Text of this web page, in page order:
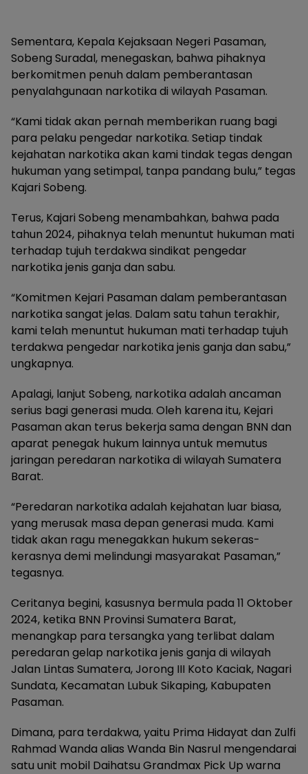
Sementara, Kepala Kejaksaan Negeri Pasaman,
Sobeng Suradal, menegaskan, bahwa pihaknya
berkomitmen penuh dalam pemberantasan
penyalahgunaan narkotika di wilayah Pasaman.
“Kami tidak akan pernah memberikan ruang bagi
para pelaku pengedar narkotika. Setiap tindak
kejahatan narkotika akan kami tindak tegas dengan
hukuman yang setimpal, tanpa pandang bulu,” tegas
Kajari Sobeng.
Terus, Kajari Sobeng menambahkan, bahwa pada
tahun 2024, pihaknya telah menuntut hukuman mati
terhadap tujuh terdakwa sindikat pengedar
narkotika jenis ganja dan sabu.
“Komitmen Kejari Pasaman dalam pemberantasan
narkotika sangat jelas. Dalam satu tahun terakhir,
kami telah menuntut hukuman mati terhadap tujuh
terdakwa pengedar narkotika jenis ganja dan sabu,”
ungkapnya.
Apalagi, lanjut Sobeng, narkotika adalah ancaman
serius bagi generasi muda. Oleh karena itu, Kejari
Pasaman akan terus bekerja sama dengan BNN dan
aparat penegak hukum lainnya untuk memutus
jaringan peredaran narkotika di wilayah Sumatera
Barat.
“Peredaran narkotika adalah kejahatan luar biasa,
yang merusak masa depan generasi muda. Kami
tidak akan ragu menegakkan hukum sekeras-
kerasnya demi melindungi masyarakat Pasaman,”
tegasnya.
Ceritanya begini, kasusnya bermula pada 11 Oktober
2024, ketika BNN Provinsi Sumatera Barat,
menangkap para tersangka yang terlibat dalam
peredaran gelap narkotika jenis ganja di wilayah
Jalan Lintas Sumatera, Jorong III Koto Kaciak, Nagari
Sundata, Kecamatan Lubuk Sikaping, Kabupaten
Pasaman.
Dimana, para terdakwa, yaitu Prima Hidayat dan Zulfi
Rahmad Wanda alias Wanda Bin Nasrul mengendarai
satu unit mobil Daihatsu Grandmax Pick Up warna